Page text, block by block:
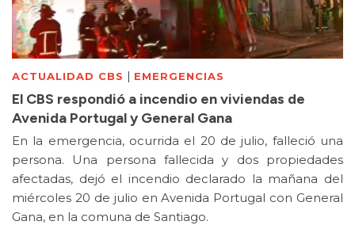
ACTUALIDAD CBS | EMERGENCIAS
El CBS respondió a incendio en viviendas de
Avenida Portugal y General Gana
En la emergencia, ocurrida el 20 de julio, falleció una
persona. Una persona fallecida y dos propiedades
afectadas, dejó el incendio declarado la mañana del
miércoles 20 de julio en Avenida Portugal con General
Gana, en la comuna de Santiago.